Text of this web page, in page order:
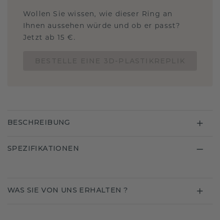
Wollen Sie wissen, wie dieser Ring an
Ihnen aussehen würde und ob er passt?
Jetzt ab 15 €.
BESCHREIBUNG
SPEZIFIKATIONEN
WAS SIE VON UNS ERHALTEN ?